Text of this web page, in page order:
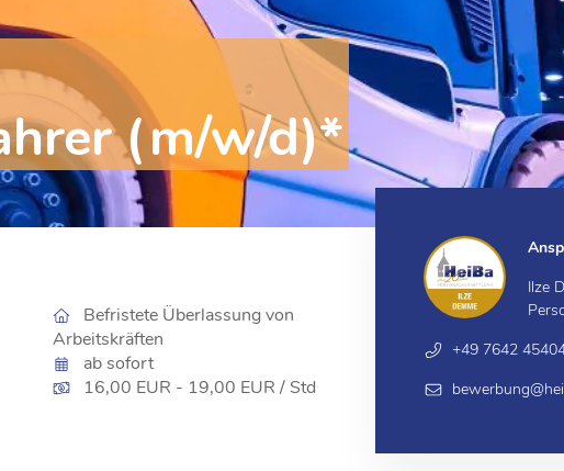
(m/w/d)*
Ilze
+49 7642
Befristete Überlassung von
Arbeitskräften
ab sofort
16,00 EUR - 19,00 EUR / Std